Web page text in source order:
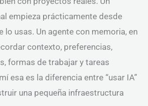
empieza prácticamente desde
lo usas. Un agente con memoria, en
contexto, preferencias,
formas de trabajar y tareas
esa es la diferencia entre “usar IA”
una pequeña infraestructura